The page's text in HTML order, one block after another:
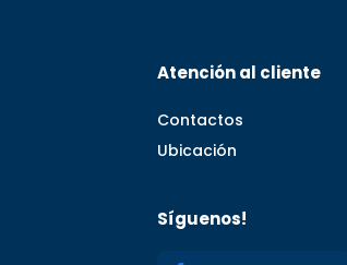
Atención al cliente
Contactos
Ubicación
Síguenos!